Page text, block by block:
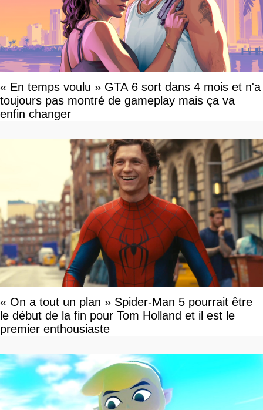
« En temps voulu » GTA 6 sort dans 4 mois et n'a
toujours pas montré de gameplay mais ça va
enfin changer
« On a tout un plan » Spider-Man 5 pourrait être
le début de la fin pour Tom Holland et il est le
premier enthousiaste